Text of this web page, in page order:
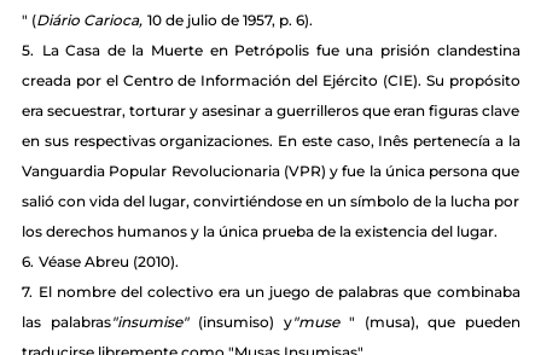
" (Diário Carioca, 10 de julio de 1957, p. 6).
5. La Casa de la Muerte en Petrópolis fue una prisión clandestina
creada por el Centro de Información del Ejército (CIE). Su propósito
era secuestrar, torturar y asesinar a guerrilleros que eran figuras clave
en sus respectivas organizaciones. En este caso, Inês pertenecía a la
Vanguardia Popular Revolucionaria (VPR) y fue la única persona que
salió con vida del lugar, convirtiéndose en un símbolo de la lucha por
los derechos humanos y la única prueba de la existencia del lugar.
6. Véase Abreu (2010).
7. El nombre del colectivo era un juego de palabras que combinaba
las palabras"insumise" (insumiso) y"muse " (musa), que pueden